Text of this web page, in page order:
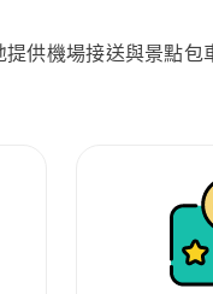
供機場接送與景點包